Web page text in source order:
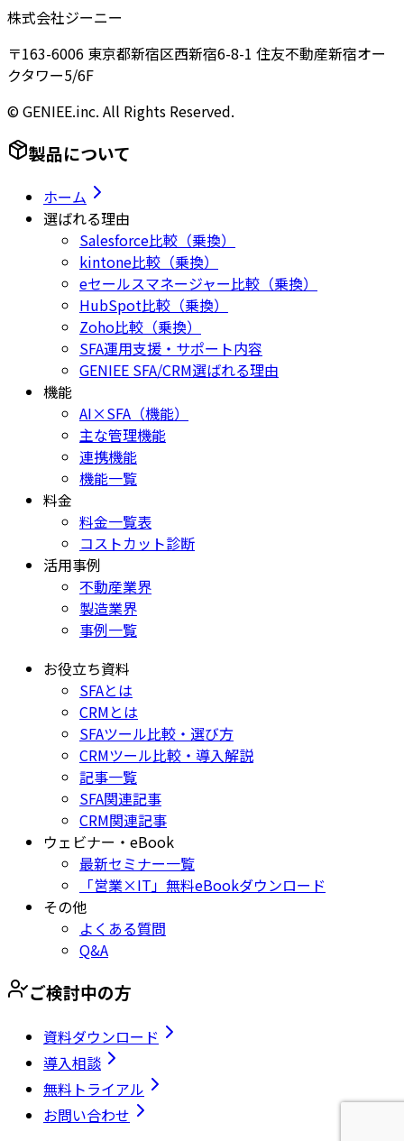
株式会社ジーニー
〒163-6006 東京都新宿区西新宿6-8-1 住友不動産新宿オー
クタワー5/6F
© GENIEE.inc. All Rights Reserved.
製品について
ホーム
選ばれる理由
Salesforce比較（乗換）
kintone比較（乗換）
eセールスマネージャー比較（乗換）
HubSpot比較（乗換）
Zoho比較（乗換）
SFA運用支援・サポート内容
GENIEE SFA/CRM選ばれる理由
機能
AI×SFA（機能）
主な管理機能
連携機能
機能一覧
料金
料金一覧表
コストカット診断
活用事例
不動産業界
製造業界
事例一覧
お役立ち資料
SFAとは
CRMとは
SFAツール比較・選び方
CRMツール比較・導入解説
記事一覧
SFA関連記事
CRM関連記事
ウェビナー・eBook
最新セミナー一覧
「営業×IT」無料eBookダウンロード
その他
よくある質問
Q&A
ご検討中の方
資料ダウンロード
導入相談
無料トライアル
お問い合わせ